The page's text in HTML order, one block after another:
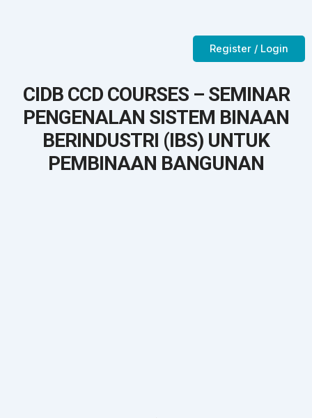
Register / Login
CIDB CCD COURSES – SEMINAR
PENGENALAN SISTEM BINAAN
BERINDUSTRI (IBS) UNTUK
PEMBINAAN BANGUNAN